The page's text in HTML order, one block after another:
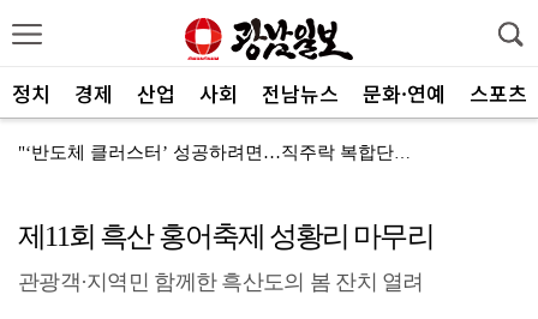
정치 경제 산업 사회 전남뉴스 문화·연예 스포츠
"‘반도체 클러스터’ 성공하려면…직주락 복합단지 구축"
반도체 산단 속도…광주 민간공항 무안이전도 빨라질 듯
"광주 5개 자치구 기능·권한 확대해야 불균형 해소"
제11회 흑산 홍어축제 성황리 마무리
관광객·지역민 함께한 흑산도의 봄 잔치 열려